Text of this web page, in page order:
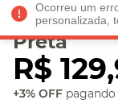
Ocorreu um
personalizada,
Preta
R$ 129,
+3% OFF